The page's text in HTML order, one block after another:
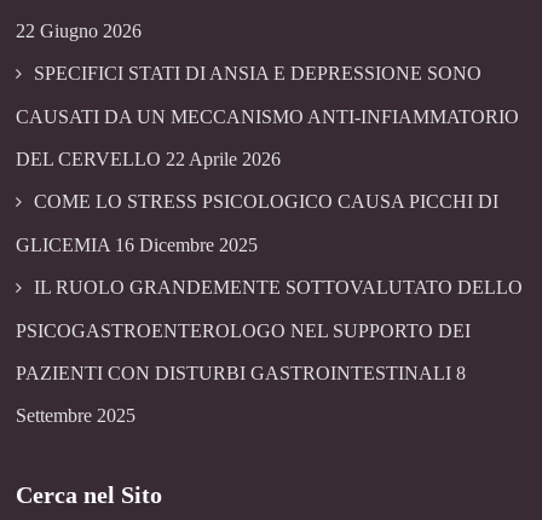
22 Giugno 2026
SPECIFICI STATI DI ANSIA E DEPRESSIONE SONO
CAUSATI DA UN MECCANISMO ANTI-INFIAMMATORIO
DEL CERVELLO 22 Aprile 2026
COME LO STRESS PSICOLOGICO CAUSA PICCHI DI
GLICEMIA 16 Dicembre 2025
IL RUOLO GRANDEMENTE SOTTOVALUTATO DELLO
PSICOGASTROENTEROLOGO NEL SUPPORTO DEI
PAZIENTI CON DISTURBI GASTROINTESTINALI 8
Settembre 2025
Cerca nel Sito